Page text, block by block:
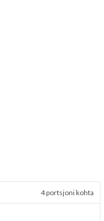
4 portsjoni kohta